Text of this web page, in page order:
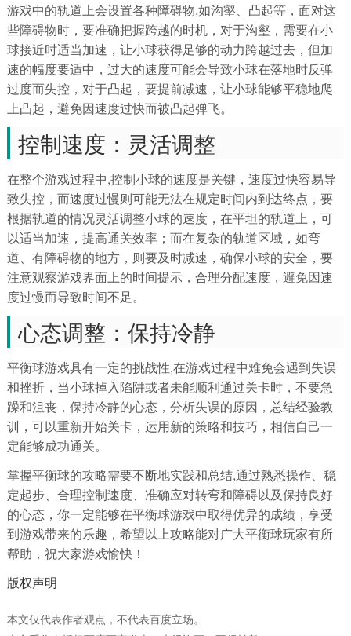
游戏中的轨道上会设置各种障碍物,如沟壑、凸起等，面对这
些障碍物时，要准确把握跨越的时机，对于沟壑，需要在小
球接近时适当加速，让小球获得足够的动力跨越过去，但加
速的幅度要适中，过大的速度可能会导致小球在落地时反弹
过度而失控，对于凸起，要提前减速，让小球能够平稳地爬
上凸起，避免因速度过快而被凸起弹飞。
控制速度：灵活调整
在整个游戏过程中,控制小球的速度是关键，速度过快容易导
致失控，而速度过慢则可能无法在规定时间内到达终点，要
根据轨道的情况灵活调整小球的速度，在平坦的轨道上，可
以适当加速，提高通关效率；而在复杂的轨道区域，如弯
道、有障碍物的地方，则要及时减速，确保小球的安全，要
注意观察游戏界面上的时间提示，合理分配速度，避免因速
度过慢而导致时间不足。
心态调整：保持冷静
平衡球游戏具有一定的挑战性,在游戏过程中难免会遇到失误
和挫折，当小球掉入陷阱或者未能顺利通过关卡时，不要急
躁和沮丧，保持冷静的心态，分析失误的原因，总结经验教
训，可以重新开始关卡，运用新的策略和技巧，相信自己一
定能够成功通关。
掌握平衡球的攻略需要不断地实践和总结,通过熟悉操作、稳
定起步、合理控制速度、准确应对转弯和障碍以及保持良好
的心态，你一定能够在平衡球游戏中取得优异的成绩，享受
到游戏带来的乐趣，希望以上攻略能对广大平衡球玩家有所
帮助，祝大家游戏愉快！
版权声明
本文仅代表作者观点，不代表百度立场。